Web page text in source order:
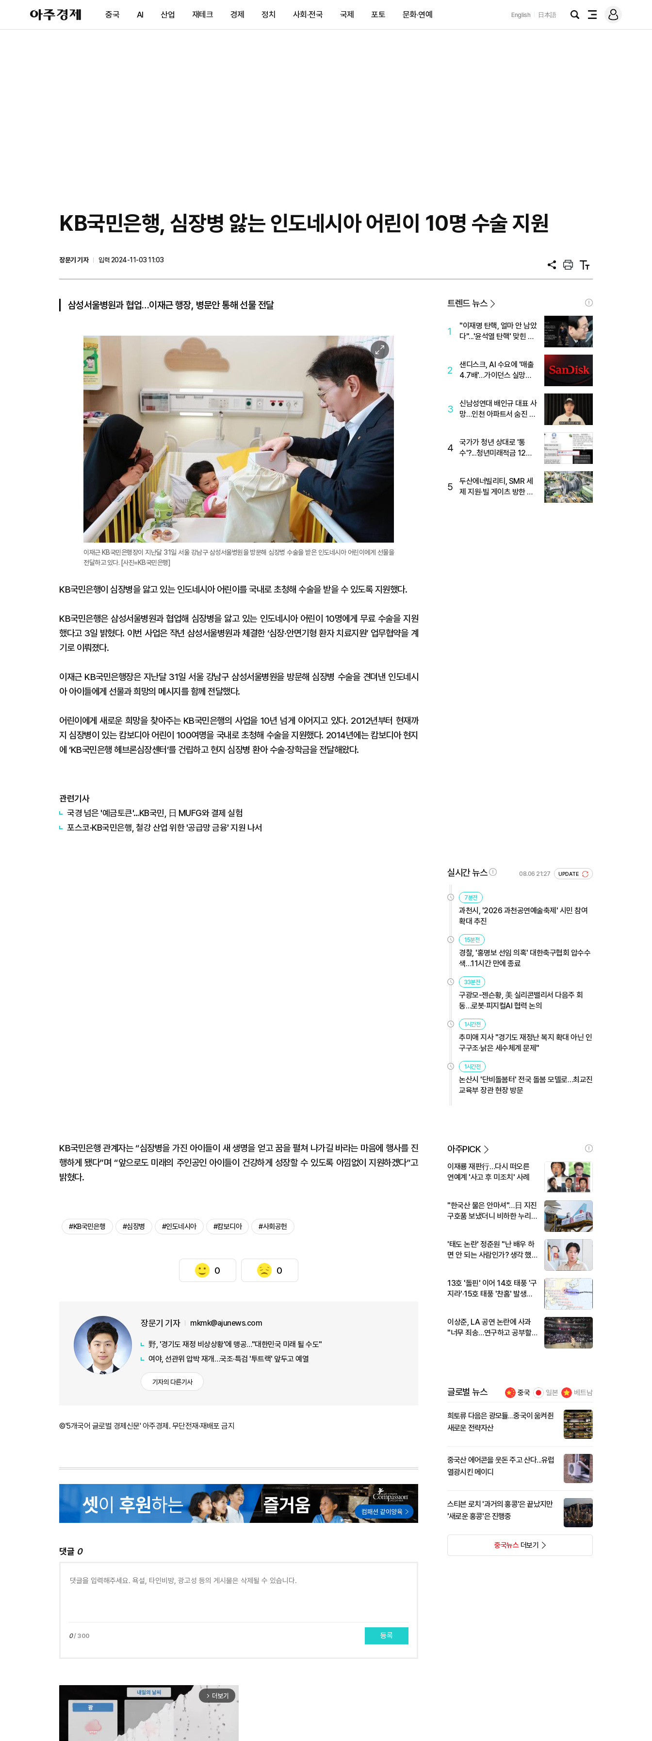
아
주
제
중국 AI 산업 재테크 경제 정치 사회·전국 국제 포토 문화·연예 English 日本語
검
전
메
그
KB국민은행, 심장병 앓는 인도네시아 어린이 10명 수술 지원
장문기 기자
입력 2024-11-03 11:03
공
프
트
텍
트
삼성서울병원과 협업…이재근 행장, 병문안 통해 선물 전달
이
미
지
확
대
이재근 KB국민은행장이 지난달 31일 서울 강남구 삼성서울병원을 방문해 심장병 수술을 받은 인도네시아 어린이에게 선물을
전달하고 있다. [사진=KB국민은행]
KB국민은행이 심장병을 앓고 있는 인도네시아 어린이를 국내로 초청해 수술을 받을 수 있도록 지원했다.
KB국민은행은 삼성서울병원과 협업해 심장병을 앓고 있는 인도네시아 어린이 10명에게 무료 수술을 지원
했다고 3일 밝혔다. 이번 사업은 작년 삼성서울병원과 체결한 ‘심장·안면기형 환자 치료지원’ 업무협약을 계
기로 이뤄졌다.
이재근 KB국민은행장은 지난달 31일 서울 강남구 삼성서울병원을 방문해 심장병 수술을 견뎌낸 인도네시
아 아이들에게 선물과 희망의 메시지를 함께 전달했다.
어린이에게 새로운 희망을 찾아주는 KB국민은행의 사업을 10년 넘게 이어지고 있다. 2012년부터 현재까
지 심장병이 있는 캄보디아 어린이 100여명을 국내로 초청해 수술을 지원했다. 2014년에는 캄보디아 현지
에 ‘KB국민은행 헤브론심장센터’를 건립하고 현지 심장병 환아 수술·장학금을 전달해왔다.
관련기사
국경 넘은 '예금토큰'…KB국민, 日 MUFG와 결제 실험
포스코·KB국민은행, 철강 산업 위한 '공급망 금융' 지원 나서
KB국민은행 관계자는 “심장병을 가진 아이들이 새 생명을 얻고 꿈을 펼쳐 나가길 바라는 마음에 행사를 진
행하게 됐다”며 “앞으로도 미래의 주인공인 아이들이 건강하게 성장할 수 있도록 아낌없이 지원하겠다”고
밝혔다.
#KB국민은행 #심장병 #인도네시아 #캄보디아 #사회공헌
0 0
장문기 기자 mkmk@ajunews.com
野, '경기도 재정 비상상황'에 맹공…"대한민국 미래 될 수도"
여야, 선관위 압박 재개…국조·특검 '투트랙' 앞두고 예열
기자의 다른기사
©'5개국어 글로벌 경제신문' 아주경제. 무단전재·재배포 금지
댓글 0
0/ 300 등록
arrow_forward_ios 더보기
트렌드 뉴스
1
"이재명 탄핵, 얼마 안 남았
다"...'윤석열 탄핵' 맞힌 무
2
샌디스크, AI 수요에 '매출
4.7배'…가이던스 실망에
3
신남성연대 배인규 대표 사
망…인천 아파트서 숨진 채
4
국가가 청년 상대로 '통
수'?...청년미래적금 12%
5
두산에너빌리티, SMR 세
제 지원·빌 게이츠 방한 기
실시간 뉴스 08.06 21:27 UPDATE
7분전
과천시, '2026 과천공연예술축제' 시민 참여
확대 추진
15분전
경찰, '홍명보 선임 의혹' 대한축구협회 압수수
색…11시간 만에 종료
33분전
구광모-젠슨황, 美 실리콘밸리서 다음주 회
동…로봇·피지컬AI 협력 논의
1시간전
추미애 지사 "경기도 재정난 복지 확대 아닌 인
구구조·낡은 세수체계 문제"
1시간전
논산시 '단비돌봄터' 전국 돌봄 모델로…최교진
교육부 장관 현장 방문
아주PICK
이재룡 재판行…다시 떠오른
연예계 '사고 후 미조치' 사례
"한국산 물은 안마셔"…日 지진
구호품 보냈더니 비하한 누리
'태도 논란' 정준원 "난 배우 하
면 안 되는 사람인가? 생각 했
13호 '돌핀' 이어 14호 태풍 '구
지라'·15호 태풍 '찬홈' 발생…
이상준, LA 공연 논란에 사과
"너무 죄송…연구하고 공부할
글로벌 뉴스 중국 일본 베트남
희토류 다음은 광모듈…중국이 움켜쥔
새로운 전략자산
중국산 에어콘을 웃돈 주고 산다...유럽
열광시킨 메이디
스티븐 로치 '과거의 홍콩'은 끝났지만
'새로운 홍콩'은 진행중
중국뉴스더보기